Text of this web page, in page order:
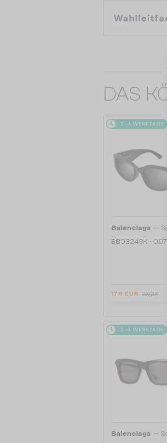
DAS
2-4 WERKTAGE
Balenciaga —
BB0324SK - 007
179 EUR 238 EUR
2-4 WERKTAGE
Balenciaga —